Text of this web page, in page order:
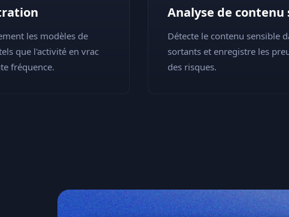
les modèles de
que l'activité en vrac
fréquence.
Analyse de contenu
Détecte le contenu sensible
sortants et enregistre les
des risques.